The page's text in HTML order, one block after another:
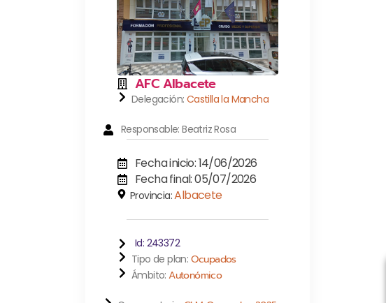
AFC Albacete
Delegación: Castilla la Mancha
Responsable: Beatriz Rosa
Fecha inicio: 14/06/2026
Fecha final: 05/07/2026
Provincia:Albacete
Id: 243372
Tipo de plan: Ocupados
Ámbito:Autonómico